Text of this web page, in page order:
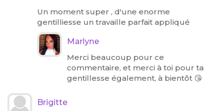
Un moment super , d'une enorme
gentilliesse un travaille parfait appliqué
Marlyne
Merci beaucoup pour ce
commentaire, et merci à toi pour ta
gentillesse également, à bientôt 😘
Brigitte